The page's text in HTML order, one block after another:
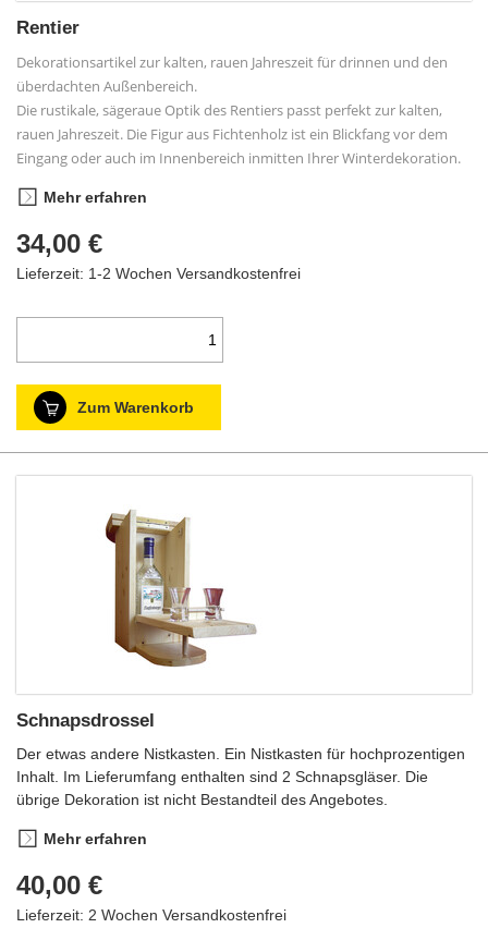
Rentier
Dekorationsartikel zur kalten, rauen Jahreszeit für drinnen und den
überdachten Außenbereich.
Die rustikale, sägeraue Optik des Rentiers passt perfekt zur kalten,
rauen Jahreszeit. Die Figur aus Fichtenholz ist ein Blickfang vor dem
Eingang oder auch im Innenbereich inmitten Ihrer Winterdekoration.
Mehr erfahren
34,00 €
Lieferzeit: 1-2 Wochen Versandkostenfrei
Zum Warenkorb
Schnapsdrossel
Der etwas andere Nistkasten. Ein Nistkasten für hochprozentigen
Inhalt. Im Lieferumfang enthalten sind 2 Schnapsgläser. Die
übrige Dekoration ist nicht Bestandteil des Angebotes.
Mehr erfahren
40,00 €
Lieferzeit: 2 Wochen Versandkostenfrei